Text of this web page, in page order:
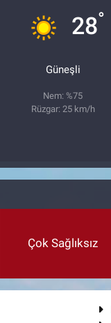
28°
Güneşli
Nem: %75
Rüzgar: 25 km/h
Çok Sağlıksız